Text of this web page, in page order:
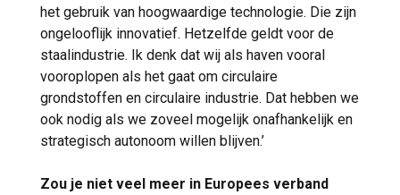
het gebruik van hoogwaardige technologie. Die zijn
ongelooflijk innovatief. Hetzelfde geldt voor de
staalindustrie. Ik denk dat wij als haven vooral
vooroplopen als het gaat om circulaire
grondstoffen en circulaire industrie. Dat hebben we
ook nodig als we zoveel mogelijk onafhankelijk en
strategisch autonoom willen blijven.’
Zou je niet veel meer in Europees verband